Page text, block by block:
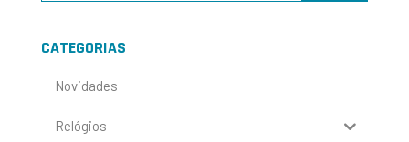
CATEGORIAS
Novidades
Relógios